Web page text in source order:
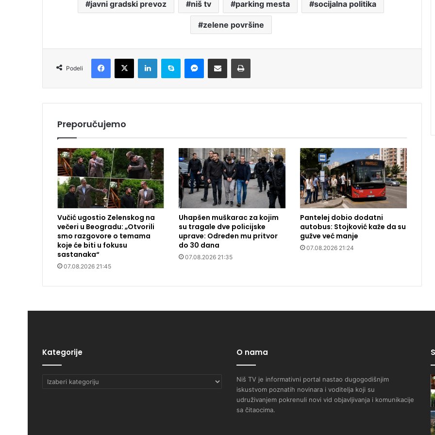
javni gradski prevoz niš tv parking mesta socijalna politika
zelene površine
Podeli
Preporučujemo
Vučić ugostio Zelenskog na
večeri u Beogradu: „Otvorili
smo razgovore o temama
koje će biti u fokusu
sastanaka“
07.08.2026 21:45
Uhapšen muškarac za kojim
su tragale dve policijske
uprave: Određen mu pritvor
do 30 dana
07.08.2026 21:35
Pantelej dobio dodatni
autobus: Stojković kaže da su
gužve već manje
07.08.2026 21:24
Kategorije
Kategorije
O nama
Niš TV je informativni portal nastao dugogodišnjim
iskustvom poznatih novinara i voditelja koji su
udruživanjem pokrenuli novi vid objavljivanja i komunikacije
sa čitaocima.